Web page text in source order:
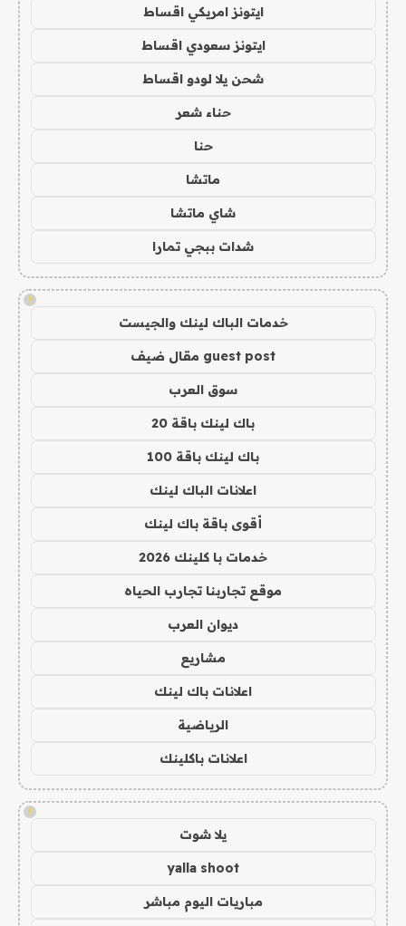
ايتونز امريكي اقساط
ايتونز سعودي اقساط
شحن يلا لودو اقساط
حناء شعر
حنا
ماتشا
شاي ماتشا
شدات ببجي تمارا
!
خدمات الباك لينك والجيست
guest post مقال ضيف
سوق العرب
باك لينك باقة 20
باك لينك باقة 100
اعلانات الباك لينك
أقوى باقة باك لينك
خدمات با كلينك 2026
موقع تجاربنا تجارب الحياه
ديوان العرب
مشاريع
اعلانات باك لينك
الرياضية
اعلانات باكلينك
!
يلا شوت
yalla shoot
مباريات اليوم مباشر